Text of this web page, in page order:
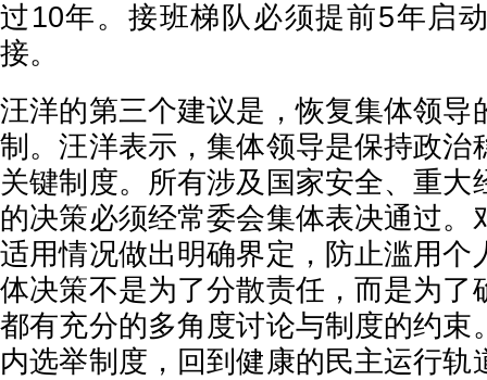
过10年。接班梯队必须提前5年启
接。
汪洋的第三个建议是，恢复集体领导
制。汪洋表示，集体领导是保持政治
关键制度。所有涉及国家安全、重大
的决策必须经常委会集体表决通过。
适用情况做出明确界定，防止滥用个
体决策不是为了分散责任，而是为了
都有充分的多角度讨论与制度的约束
内选举制度，回到健康的民主运行轨